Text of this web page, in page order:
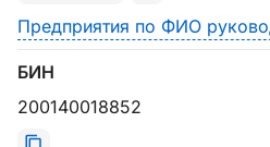
Предприятия по ФИО
БИН
200140018852